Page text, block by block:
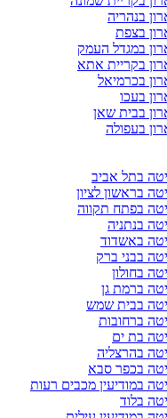
בנהריה
בצפת
במגדל העמק
בקריית אתא
בכרמיאל
בעכו
בבית שאן
בעפולה
בתל אביב
בראשון לציון
בפתח תקווה
בנתניה
באשדוד
בבני ברק
בחולון
ברמת גן
בבית שמש
ברחובות
בת ים
בהרצליה
בכפר סבא
במודיעין מכבים רעות
בלוד